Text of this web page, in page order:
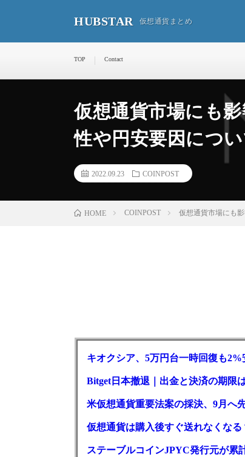
HUBSTAR 仮想通貨まとめ
TOP Contact
仮想通貨市場にも
性や円安要因につ
2022.09.23 COINPOST
HOME COINPOST 仮想通貨市場にも
キオクシア、5万円台一時回復も
Bitget日本撤退｜出金と決済の期限
米仮想通貨重要法案の採決、9月へ
仮想通貨は購入後すぐ送れなくな
ステーブルコインJPYC発行元が累